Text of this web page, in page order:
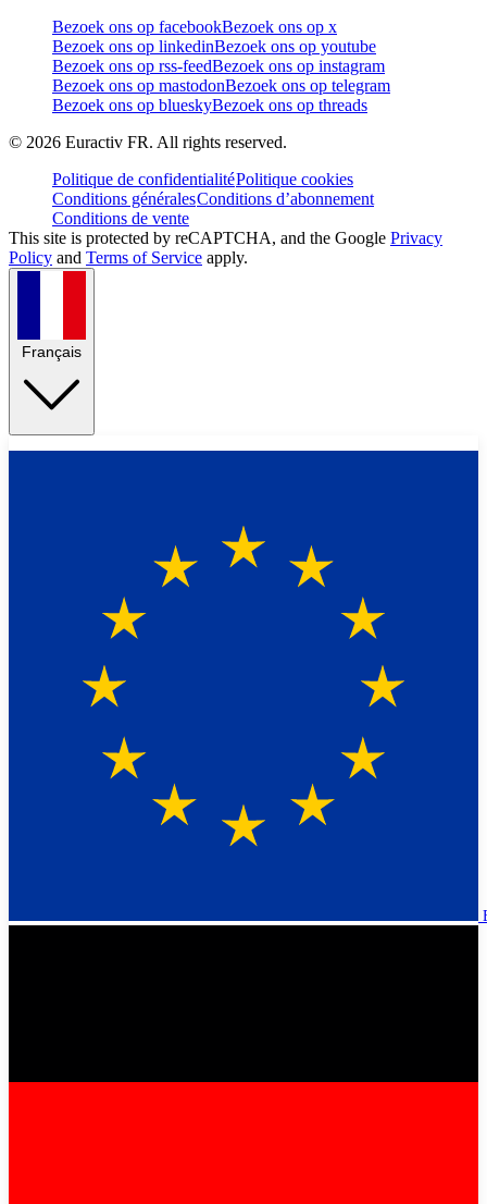
Bezoek ons op facebookBezoek ons op x
Bezoek ons op linkedinBezoek ons op youtube
Bezoek ons op rss-feedBezoek ons op instagram
Bezoek ons op mastodonBezoek ons op telegram
Bezoek ons op blueskyBezoek ons op threads
© 2026 Euractiv FR. All rights reserved.
Politique de confidentialitéPolitique cookies
Conditions généralesConditions d’abonnement
Conditions de vente
This site is protected by reCAPTCHA, and the Google Privacy
Policy and Terms of Service apply.
Français